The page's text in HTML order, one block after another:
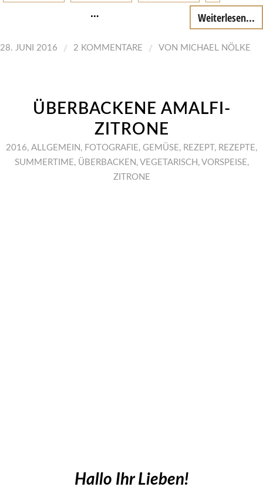
… Weiterlesen...
28. JUNI 2016 / 2 KOMMENTARE / VON MICHAEL NÖLKE
ÜBERBACKENE AMALFI-
ZITRONE
2016, ALLGEMEIN , FOTOGRAFIE, GEMÜSE, REZEPT , REZEPTE,
SUMMERTIME, ÜBERBACKEN , VEGETARISCH , VORSPEISE,
ZITRONE
Hallo Ihr Lieben!